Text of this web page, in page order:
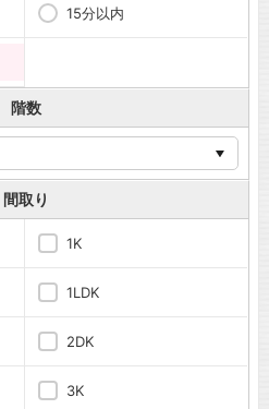
15分以内
階数
間取り
1K
1LDK
2DK
3K